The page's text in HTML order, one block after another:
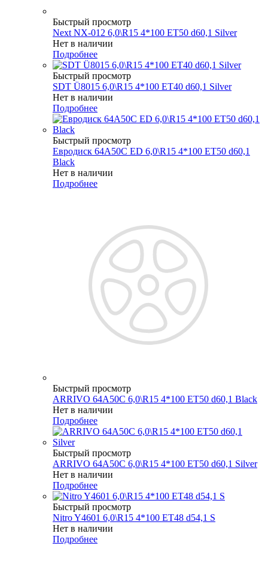
Быстрый просмотр
Next NX-012 6,0\R15 4*100 ET50 d60,1 Silver
Нет в наличии
Подробнее
Быстрый просмотр
SDT Ü8015 6,0\R15 4*100 ET40 d60,1 Silver
Нет в наличии
Подробнее
Быстрый просмотр
Евродиск 64A50C ED 6,0\R15 4*100 ET50 d60,1
Black
Нет в наличии
Подробнее
Быстрый просмотр
ARRIVO 64A50C 6,0\R15 4*100 ET50 d60,1 Black
Нет в наличии
Подробнее
Быстрый просмотр
ARRIVO 64A50C 6,0\R15 4*100 ET50 d60,1 Silver
Нет в наличии
Подробнее
Быстрый просмотр
Nitro Y4601 6,0\R15 4*100 ET48 d54,1 S
Нет в наличии
Подробнее